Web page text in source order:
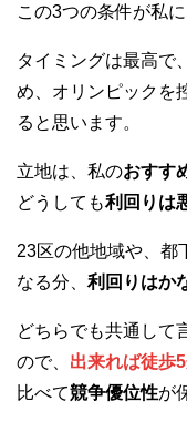
この3つの条件が私
タイミングは最高で、
め、オリンピックを
ると思います。
立地は、私のおすす
どうしても利回りは
23区の他地域や、都
なる分、 利回りはか
どちらでも共通して
ので、 出来れば徒歩
比べて競争優位性が